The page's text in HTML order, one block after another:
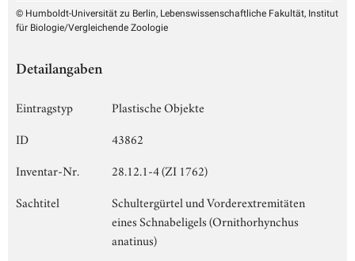
© Humboldt-Universität zu Berlin, Lebenswissenschaftliche Fakultät, Institut
für Biologie/Vergleichende Zoologie
Detailangaben
Eintragstyp
Plastische Objekte
ID
43862
Inventar-Nr.
28.12.1-4 (ZI 1762)
Sachtitel
Schultergürtel und Vorderextremitäten
eines Schnabeligels (Ornithorhynchus
anatinus)